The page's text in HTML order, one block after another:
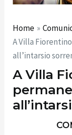
Home
A Villa
all’intarsio
A Villa